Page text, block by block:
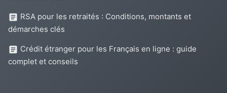
RSA pour les retraités : Conditions, montants et
démarches clés
Crédit étranger pour les Français en ligne : guide
complet et conseils